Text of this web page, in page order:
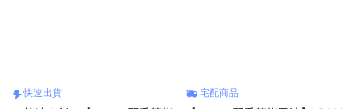
快速出貨 宅配商品